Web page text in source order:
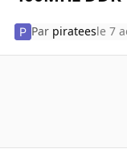
Par pirateesle 7